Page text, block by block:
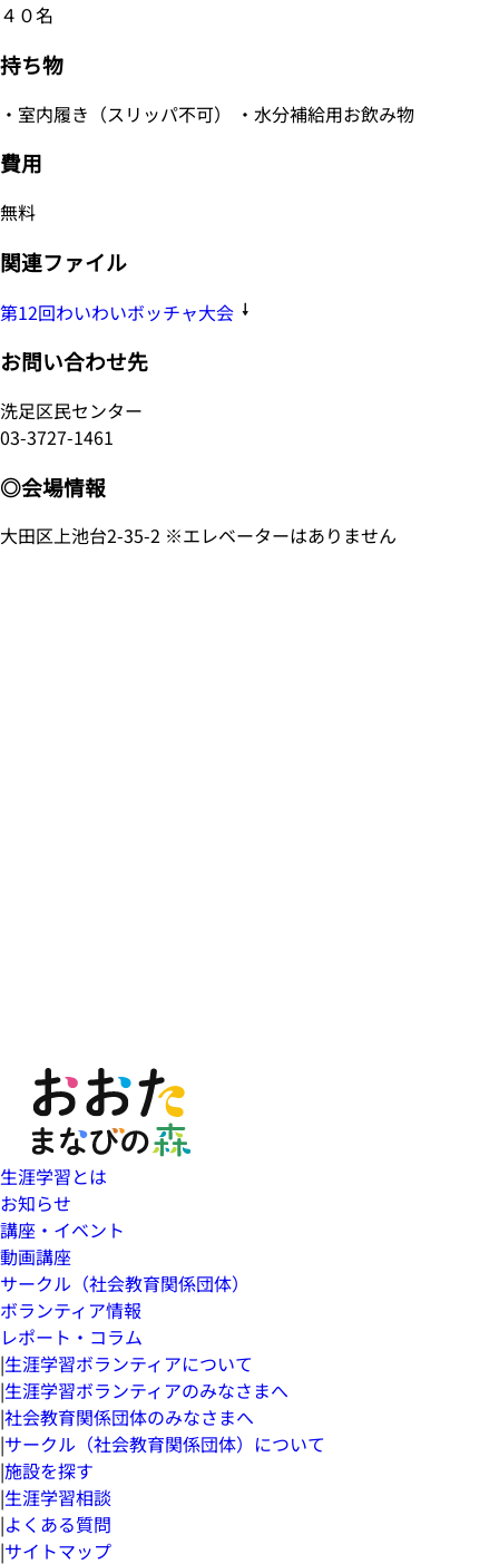
４０名
持ち物
・室内履き（スリッパ不可） ・水分補給用お飲み物
費用
無料
関連ファイル
第12回わいわいボッチャ大会
お問い合わせ先
洗足区民センター
03-3727-1461
◎会場情報
大田区上池台2-35-2 ※エレベーターはありません
生涯学習とは
お知らせ
講座・イベント
動画講座
サークル（社会教育関係団体）
ボランティア情報
レポート・コラム
|生涯学習ボランティアについて
|生涯学習ボランティアのみなさまへ
|社会教育関係団体のみなさまへ
|サークル（社会教育関係団体）について
|施設を探す
|生涯学習相談
|よくある質問
|サイトマップ